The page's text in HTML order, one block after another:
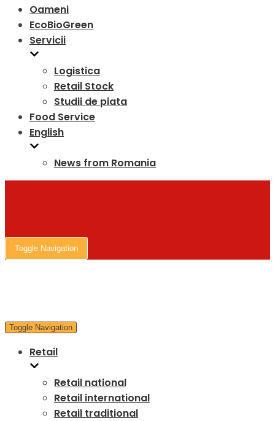
Oameni
EcoBioGreen
Servicii
Logistica
Retail Stock
Studii de piata
Food Service
English
News from Romania
Toggle Navigation
Toggle Navigation
Retail
Retail national
Retail international
Retail traditional